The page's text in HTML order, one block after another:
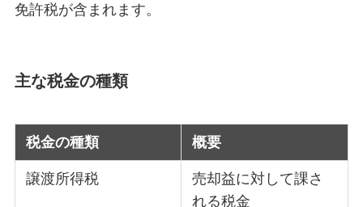
免許税が含まれます。
主な税金の種類
税金の種類 概要
譲渡所得税
売却益に対して課さ
れる税金